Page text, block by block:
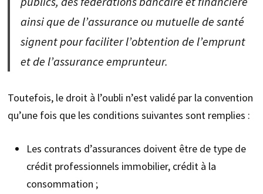
ainsi que de l’assurance ou mutuelle de santé
signent pour faciliter l’obtention de l’emprunt
et de l’assurance emprunteur.
Toutefois, le droit à l’oubli n’est validé par la convention
qu’une fois que les conditions suivantes sont remplies :
Les contrats d’assurances doivent être de type de
crédit professionnels immobilier, crédit à la
consommation ;